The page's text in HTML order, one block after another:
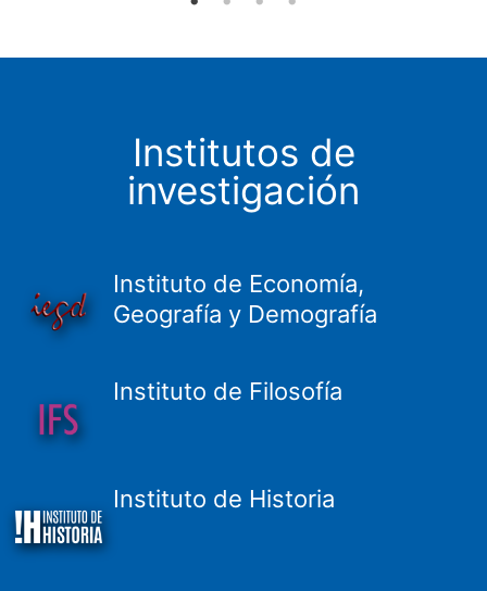
Institutos de
investigación
Instituto de Economía,
Geografía y Demografía
Instituto de Filosofía
Instituto de Historia